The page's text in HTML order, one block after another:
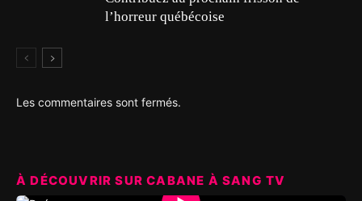
l’horreur québécoise
Les commentaires sont fermés.
À DÉCOUVRIR SUR CABANE À SANG TV